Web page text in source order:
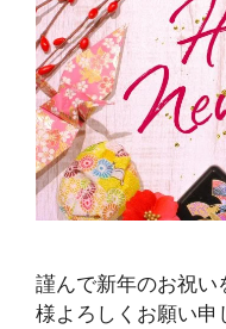
謹んで新年のお祝い
様よろしくお願い申